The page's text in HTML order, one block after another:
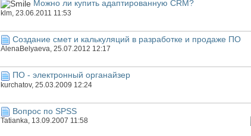
Можно ли купить адаптированную CRM?
klm, 23.06.2011 11:53
Создание смет и калькуляций в разработке и продаже ПО
AlenaBelyaeva, 25.07.2012 12:17
ПО - электронный органайзер
kurchatov, 25.03.2009 12:24
Вопрос по SPSS
Tatianka, 13.09.2007 11:58